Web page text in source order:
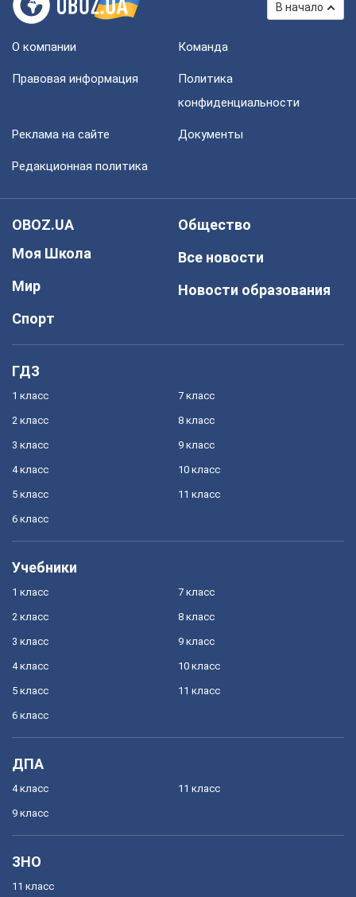
В начало
О компании Команда
Правовая информация
Политика
конфиденциальности
Реклама на сайте Документы
Редакционная политика
OBOZ.UA
Моя Школа
Мир
Спорт
Общество
Все новости
Новости образования
ГДЗ
1 класс
2 класс
3 класс
4 класс
5 класс
6 класс
7 класс
8 класс
9 класс
10 класс
11 класс
Учебники
1 класс
2 класс
3 класс
4 класс
5 класс
6 класс
7 класс
8 класс
9 класс
10 класс
11 класс
ДПА
4 класс
9 класс
11 класс
ЗНО
11 класс